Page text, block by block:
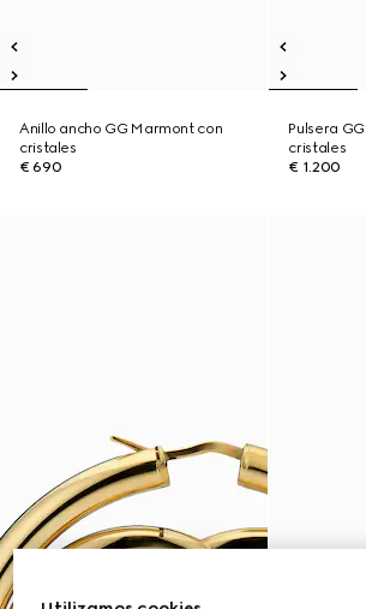
Anillo ancho GG Marmont con
cristales
€ 690
Pulsera
cristales
€ 1.200